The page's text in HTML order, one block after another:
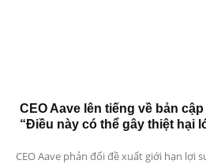
CEO Aave lên tiếng về bản
“Điều này có thể gây thiệt hại
CEO Aave phản đối đề xuất giới hạn lợi